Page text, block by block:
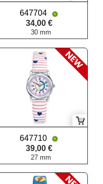
647704
34,00 €
30 mm
647710
39,00 €
27 mm